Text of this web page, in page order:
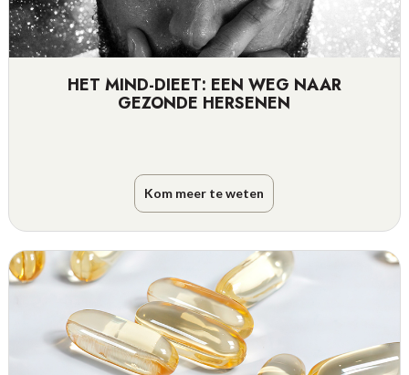
HET MIND-DIEET: EEN WEG NAAR
GEZONDE HERSENEN
Kom meer te weten